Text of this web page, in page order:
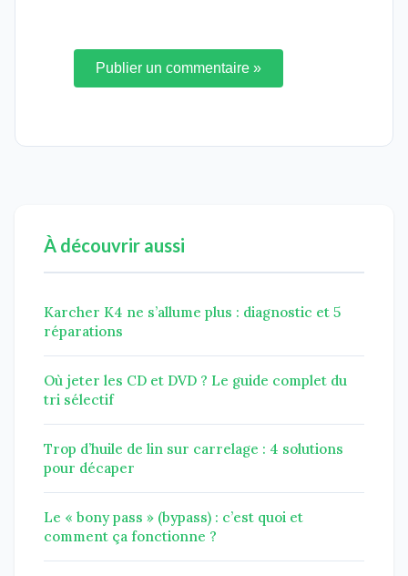
Publier un commentaire »
À découvrir aussi
Karcher K4 ne s’allume plus : diagnostic et 5
réparations
Où jeter les CD et DVD ? Le guide complet du
tri sélectif
Trop d’huile de lin sur carrelage : 4 solutions
pour décaper
Le « bony pass » (bypass) : c’est quoi et
comment ça fonctionne ?